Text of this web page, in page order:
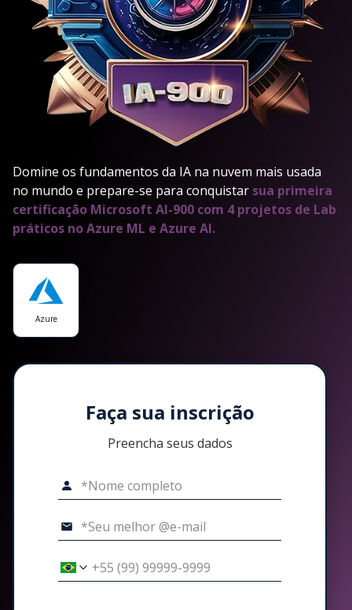
Domine os fundamentos da IA na nuvem mais usada
no mundo e prepare-se para conquistar sua primeira
certificação Microsoft AI-900 com 4 projetos de Lab
práticos no Azure ML e Azure AI.
Azure
Faça sua inscrição
Preencha seus dados